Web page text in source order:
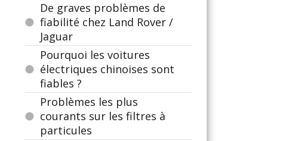
De graves problèmes de
fiabilité chez Land Rover /
Jaguar
Pourquoi les voitures
électriques chinoises sont
fiables ?
Problèmes les plus
courants sur les filtres à
particules